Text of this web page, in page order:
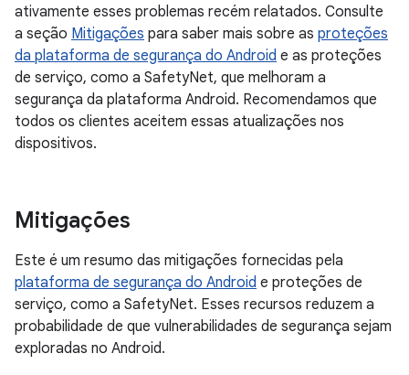
ativamente esses problemas recém relatados. Consulte
a seção Mitigações para saber mais sobre as proteções
da plataforma de segurança do Android e as proteções
de serviço, como a SafetyNet, que melhoram a
segurança da plataforma Android. Recomendamos que
todos os clientes aceitem essas atualizações nos
dispositivos.
Mitigações
Este é um resumo das mitigações fornecidas pela
plataforma de segurança do Android e proteções de
serviço, como a SafetyNet. Esses recursos reduzem a
probabilidade de que vulnerabilidades de segurança sejam
exploradas no Android.